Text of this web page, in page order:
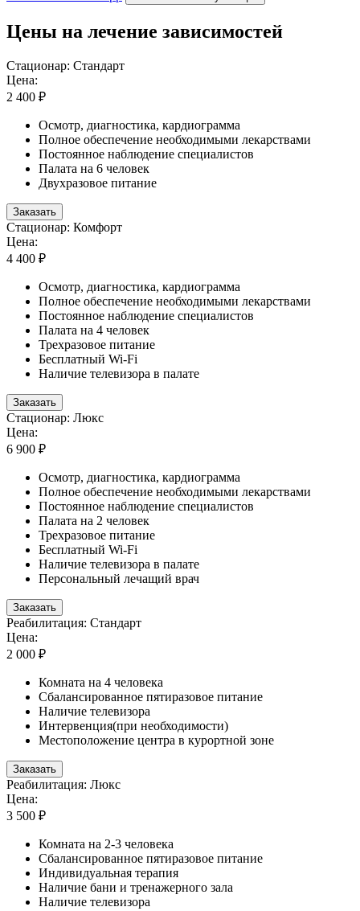
Цены на лечение зависимостей
Стационар: Стандарт
Цена:
2 400 ₽
Осмотр, диагностика, кардиограмма
Полное обеспечение необходимыми лекарствами
Постоянное наблюдение специалистов
Палата на 6 человек
Двухразовое питание
Заказать
Стационар: Комфорт
Цена:
4 400 ₽
Осмотр, диагностика, кардиограмма
Полное обеспечение необходимыми лекарствами
Постоянное наблюдение специалистов
Палата на 4 человек
Трехразовое питание
Бесплатный Wi-Fi
Наличие телевизора в палате
Заказать
Стационар: Люкс
Цена:
6 900 ₽
Осмотр, диагностика, кардиограмма
Полное обеспечение необходимыми лекарствами
Постоянное наблюдение специалистов
Палата на 2 человек
Трехразовое питание
Бесплатный Wi-Fi
Наличие телевизора в палате
Персональный лечащий врач
Заказать
Реабилитация: Стандарт
Цена:
2 000 ₽
Комната на 4 человека
Сбалансированное пятиразовое питание
Наличие телевизора
Интервенция(при необходимости)
Местоположение центра в курортной зоне
Заказать
Реабилитация: Люкс
Цена:
3 500 ₽
Комната на 2-3 человека
Сбалансированное пятиразовое питание
Индивидуальная терапия
Наличие бани и тренажерного зала
Наличие телевизора